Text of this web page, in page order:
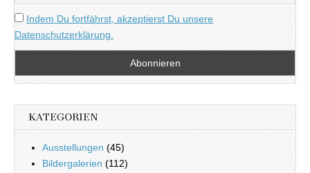
Indem Du fortfährst, akzeptierst Du unsere
Datenschutzerklärung.
KATEGORIEN
Ausstellungen (45)
Bildergalerien (112)